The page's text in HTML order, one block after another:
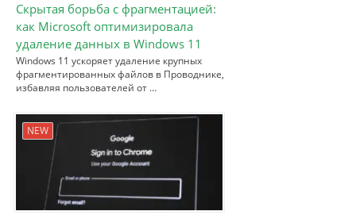
Скрытая борьба с фрагментацией:
как Microsoft оптимизировала
удаление данных в Windows 11
Windows 11 ускоряет удаление крупных
фрагментированных файлов в Проводнике,
избавляя пользователей от …
NEW